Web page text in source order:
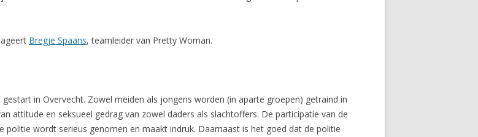
Bregje Spaans, teamleider van Pretty Woman.
in Overvecht. Zowel meiden als jongens worden (in aparte groepen) getraind in
attitude en seksueel gedrag van zowel daders als slachtoffers. De participatie van de
wordt serieus genomen en maakt indruk. Daarnaast is het goed dat de politie